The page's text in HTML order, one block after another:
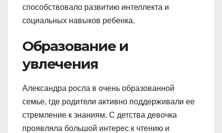
способствовало развитию интеллекта и
социальных навыков ребенка.
Образование и
увлечения
Александра росла в очень образованной
семье, где родители активно поддерживали ее
стремление к знаниям. С детства девочка
проявляла большой интерес к чтению и